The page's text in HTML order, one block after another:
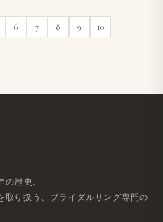
6 7 8 9 10
歴史。
取り扱う、ブライダルリング専門の